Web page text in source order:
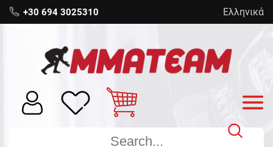
+30 694 3025310 Ελληνικά